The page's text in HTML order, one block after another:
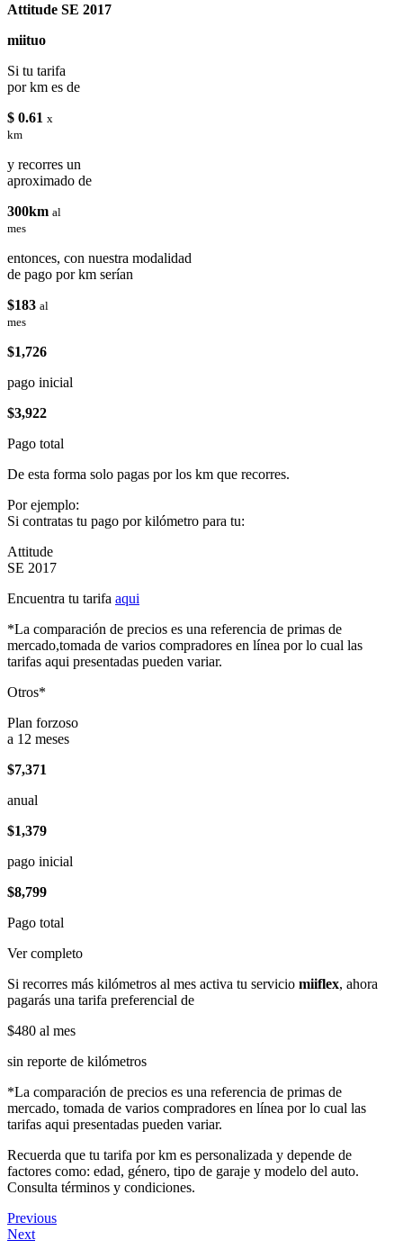
Attitude SE 2017
miituo
Si tu tarifa
por km es de
$ 0.61 x
km
y recorres un
aproximado de
300km al
mes
entonces, con nuestra modalidad
de pago por km serían
$183 al
mes
$1,726
pago inicial
$3,922
Pago total
De esta forma solo pagas por los km que recorres.
Por ejemplo:
Si contratas tu pago por kilómetro para tu:
Attitude
SE 2017
Encuentra tu tarifa aqui
*La comparación de precios es una referencia de primas de
mercado,tomada de varios compradores en línea por lo cual las
tarifas aqui presentadas pueden variar.
Otros*
Plan forzoso
a 12 meses
$7,371
anual
$1,379
pago inicial
$8,799
Pago total
Ver completo
Si recorres más kilómetros al mes activa tu servicio miiflex, ahora
pagarás una tarifa preferencial de
$480 al mes
sin reporte de kilómetros
*La comparación de precios es una referencia de primas de
mercado, tomada de varios compradores en línea por lo cual las
tarifas aqui presentadas pueden variar.
Recuerda que tu tarifa por km es personalizada y depende de
factores como: edad, género, tipo de garaje y modelo del auto.
Consulta términos y condiciones.
Previous
Next